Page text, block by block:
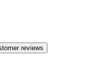
reviews